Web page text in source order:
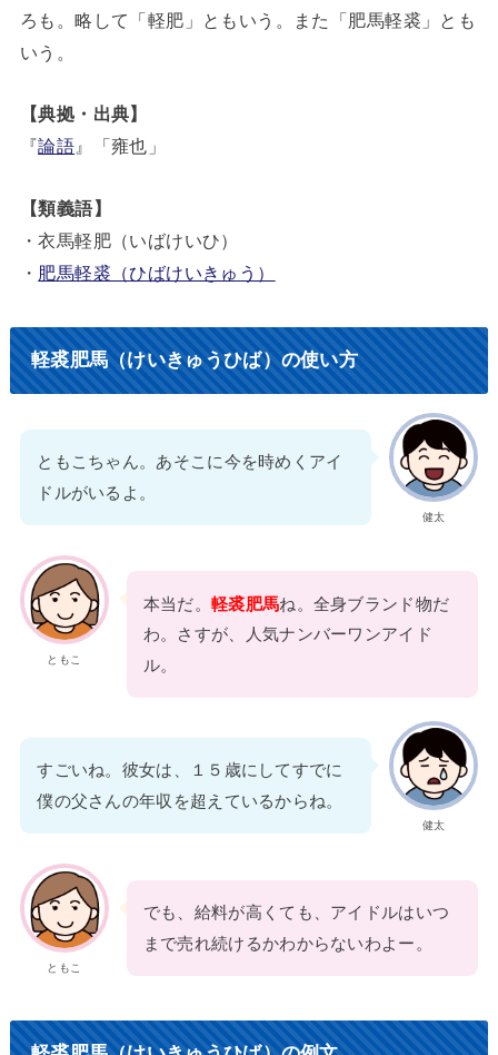
ろも。略して「軽肥」ともいう。また「肥馬軽裘」とも
いう。
【典拠・出典】
『論語 』「雍也」
【類義語】
・衣馬軽肥（いばけいひ）
・ 肥馬軽裘（ひばけいきゅう）
軽裘肥馬（けいきゅうひば）の使い方
健太
ともこちゃん。あそこに今を時めくアイ
ドルがいるよ。
ともこ
本当だ。軽裘肥馬ね。全身ブランド物だ
わ。さすが、人気ナンバーワンアイド
ル。
健太
すごいね。彼女は、１５歳にしてすでに
僕の父さんの年収を超えているからね。
ともこ
でも、給料が高くても、アイドルはいつ
まで売れ続けるかわからないわよー。